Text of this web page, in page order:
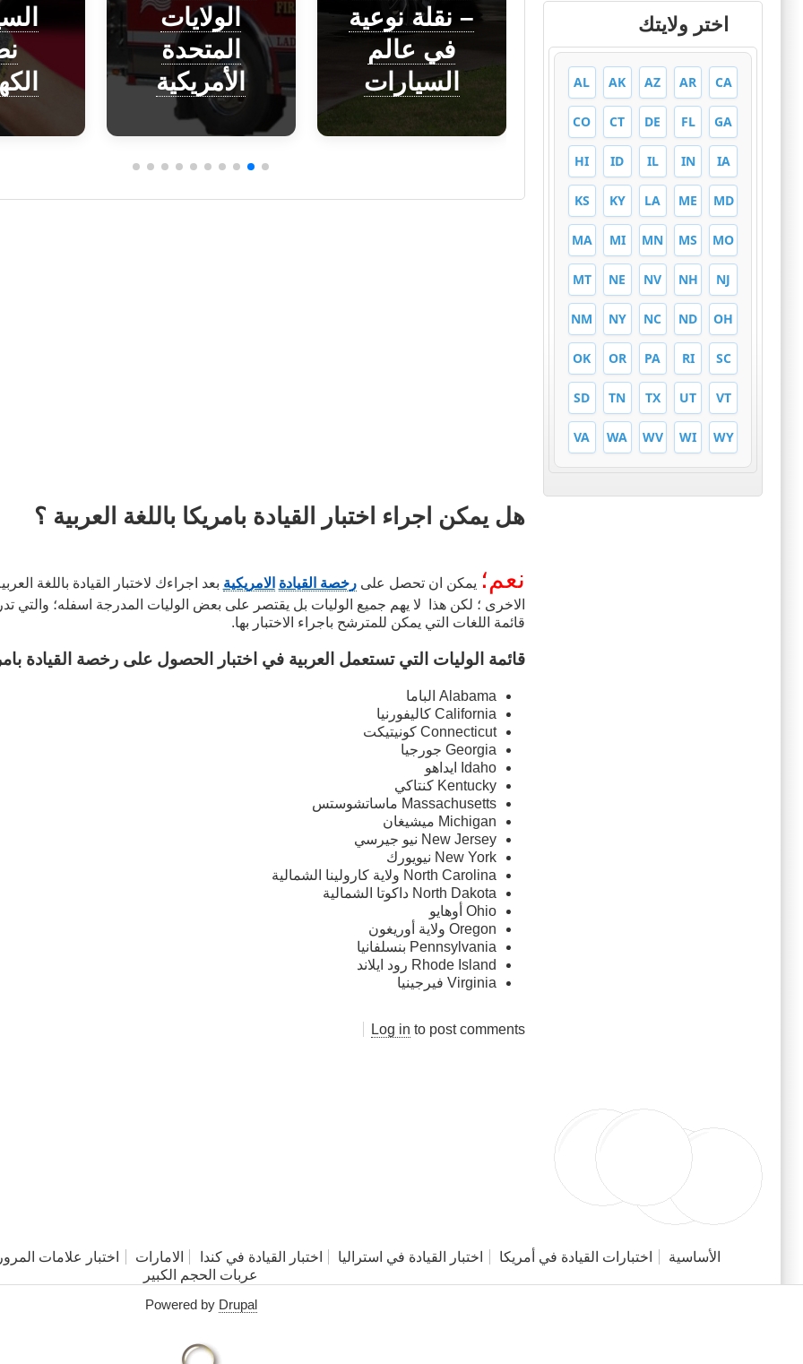
اختر ولايتك
AL AK AZ AR CA
CO CT DE FL GA
HI ID IL IN IA
KS KY LA ME MD
MA MI MN MS MO
MT NE NV NH NJ
NM NY NC ND OH
OK OR PA RI SC
SD TN TX UT VT
VA WA WV WI WY
في فرنسا
مع الترجمة
للعربي
– نقلة نوعية
في عالم
السيارات
الولايات
المتحدة
الأمريكية
هل يمكن اجراء اختبار القيادة بامريكا باللغة العربية ؟
نعم؛ يمكن ان تحصل علىرخصة القيادة الامريكية بعد اجراءك لاختبار القيادة باللغة
الاخرى ؛ لكن هذا لا يهم جميع الوليات بل يقتصر على بعض الوليات المدرجة اسفله؛ والتي
قائمة اللغات التي يمكن للمترشح باجراء الاختبار بها.
قائمة الوليات التي تستعمل العربية في اختبار الحصول على رخصة القيادة
Alabama الباما
California كاليفورنيا
Connecticut كونيتيكت
Georgia جورجيا
Idaho ايداهو
Kentucky كنتاكي
Massachusetts ماساتشوستس
Michigan ميشيغان
New Jersey نيو جيرسي
New York نيويورك
North Carolina ولاية كارولينا الشمالية
North Dakota داكوتا الشمالية
Ohio أوهايو
Oregon ولاية أوريغون
Pennsylvania بنسلفانيا
Rhode Island رود ايلاند
Virginia فيرجينيا
Log in to post comments
الأساسية اختبارات القيادة في أمريكا اختبار القيادة في استراليا اختبار القيادة في كندا الامارات اختبار علامات المرور
عربات الحجم الكبير
Powered by Drupal